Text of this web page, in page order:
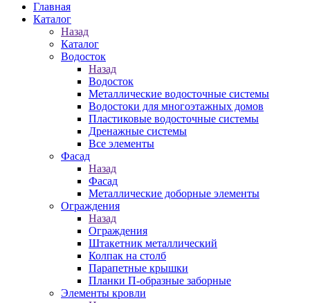
Главная
Каталог
Назад
Каталог
Водосток
Назад
Водосток
Металлические водосточные системы
Водостоки для многоэтажных домов
Пластиковые водосточные системы
Дренажные системы
Все элементы
Фасад
Назад
Фасад
Металлические доборные элементы
Ограждения
Назад
Ограждения
Штакетник металлический
Колпак на столб
Парапетные крышки
Планки П-образные заборные
Элементы кровли